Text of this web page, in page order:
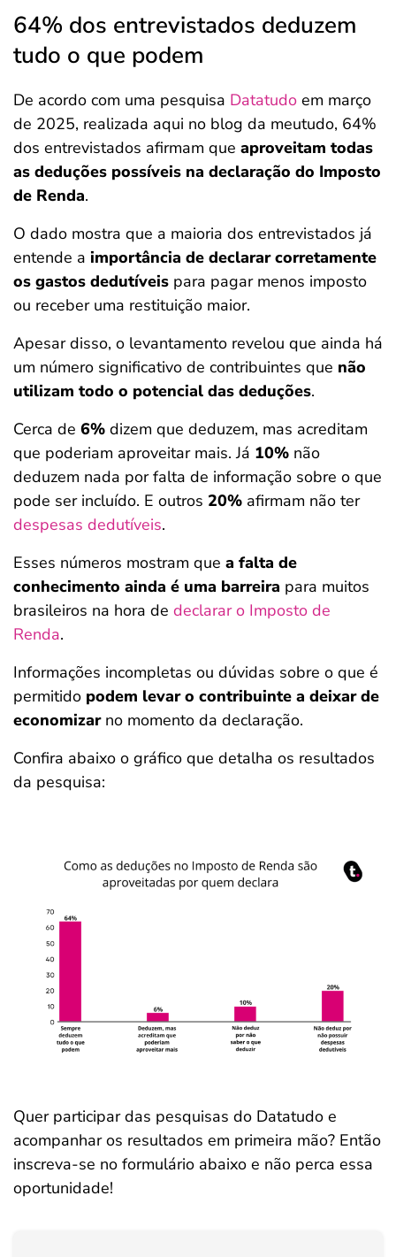
64% dos entrevistados deduzem
tudo o que podem
De acordo com uma pesquisa Datatudo em março
de 2025, realizada aqui no blog da meutudo, 64%
dos entrevistados afirmam que aproveitam todas
as deduções possíveis na declaração do Imposto
de Renda.
O dado mostra que a maioria dos entrevistados já
entende a importância de declarar corretamente
os gastos dedutíveis para pagar menos imposto
ou receber uma restituição maior.
Apesar disso, o levantamento revelou que ainda há
um número significativo de contribuintes que não
utilizam todo o potencial das deduções.
Cerca de 6% dizem que deduzem, mas acreditam
que poderiam aproveitar mais. Já 10% não
deduzem nada por falta de informação sobre o que
pode ser incluído. E outros 20% afirmam não ter
despesas dedutíveis.
Esses números mostram que a falta de
conhecimento ainda é uma barreira para muitos
brasileiros na hora de declarar o Imposto de
Renda.
Informações incompletas ou dúvidas sobre o que é
permitido podem levar o contribuinte a deixar de
economizar no momento da declaração.
Confira abaixo o gráfico que detalha os resultados
da pesquisa:
Quer participar das pesquisas do Datatudo e
acompanhar os resultados em primeira mão? Então
inscreva-se no formulário abaixo e não perca essa
oportunidade!